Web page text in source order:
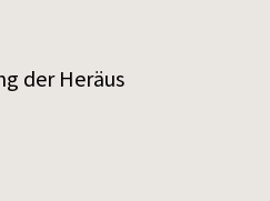
der Heräus